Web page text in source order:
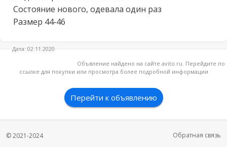
Состояние нового, одевала один раз
Размер 44-46
Дата: 02.11.2020
Объвление найдено на сайте avito.ru. Перейдите по
ссылке для покупки или просмотра более подробной информации
Перейти к объявлению
© 2021-2024 Обратная связь